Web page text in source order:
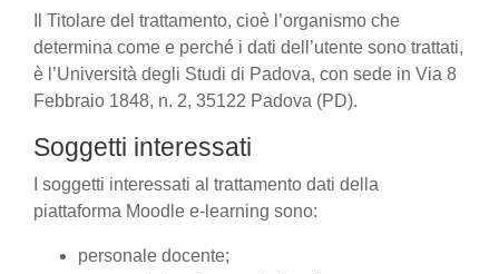
Il Titolare del trattamento, cioè l’organismo che
determina come e perché i dati dell’utente sono trattati,
è l’Università degli Studi di Padova, con sede in Via 8
Febbraio 1848, n. 2, 35122 Padova (PD).
Soggetti interessati
I soggetti interessati al trattamento dati della
piattaforma Moodle e-learning sono:
personale docente;